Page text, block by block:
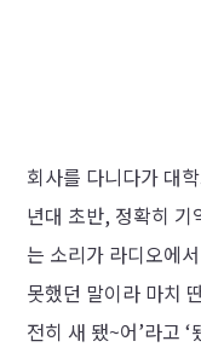
회사를 다니다가 대
년대 초반, 정확히 기
는 소리가 라디오에
못했던 말이라 마치
전히 새 됐~어’라고